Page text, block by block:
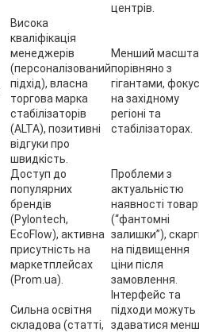
центрів.
Висока
кваліфікація
менеджерів
(персоналізований
підхід), власна
торгова марка
стабілізаторів
(ALTA), позитивні
відгуки про
швидкість.
Менший
порівняно з
гігантами, фокус
на західному
регіоні та
стабілізаторах.
Доступ до
популярних
брендів
(Pylontech,
EcoFlow), активна
присутність на
маркетплейсах
(Prom.ua).
Проблеми з
актуальністю
наявності
(“фантомні
залишки”),
на підвищення
ціни після
замовлення.
Сильна освітня
складова (статті,
Інтерфейс та
підходи можуть
здаватися менш